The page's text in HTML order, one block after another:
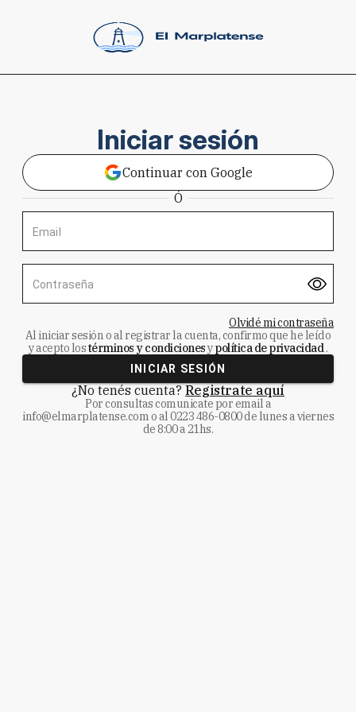
Iniciar sesión
Continuar con Google
Ó
Email
Contraseña
Olvidé mi contraseña
Al iniciar sesión o al registrar la cuenta, confirmo que he leído
y acepto lostérminos y condicionesypolítica de privacidad.
INICIAR SESIÓN
¿No tenés cuenta? Registrate aquí
Por consultas comunicate por email a
info@elmarplatense.como al0223 486-0800de lunes a viernes
de 8:00 a 21hs.